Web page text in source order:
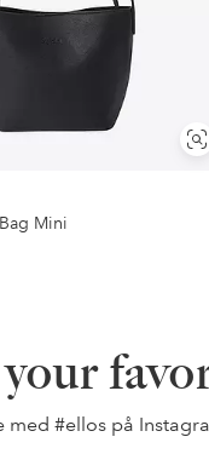
Mini
med #ellospå